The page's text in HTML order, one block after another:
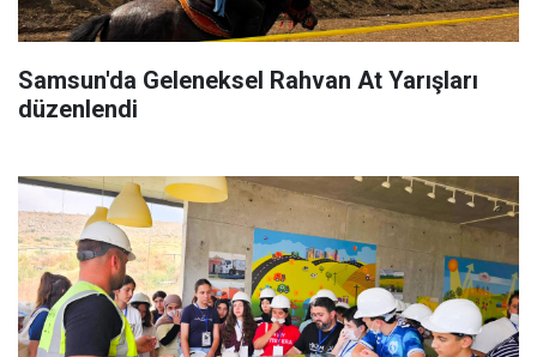
Samsun'da Geleneksel Rahvan At Yarışları
düzenlendi